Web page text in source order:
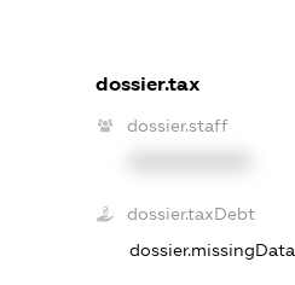
dossier.tax
dossier.staff
dossier.taxDebt
dossier.missingData